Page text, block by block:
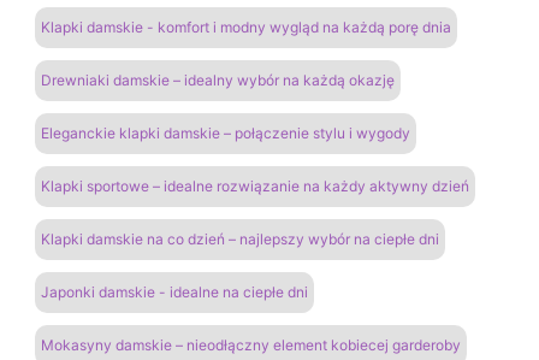
Klapki damskie - komfort i modny wygląd na każdą porę dnia
Drewniaki damskie – idealny wybór na każdą okazję
Eleganckie klapki damskie – połączenie stylu i wygody
Klapki sportowe – idealne rozwiązanie na każdy aktywny dzień
Klapki damskie na co dzień – najlepszy wybór na ciepłe dni
Japonki damskie - idealne na ciepłe dni
Mokasyny damskie – nieodłączny element kobiecej garderoby